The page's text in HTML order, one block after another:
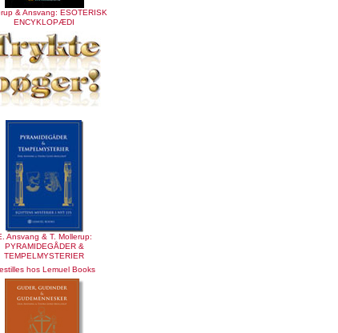
& Ansvang: ESOTERISK
ENCYKLOPÆDI
Ansvang & T. Mollerup:
PYRAMIDEGÅDER &
TEMPELMYSTERIER
hos Lemuel Books